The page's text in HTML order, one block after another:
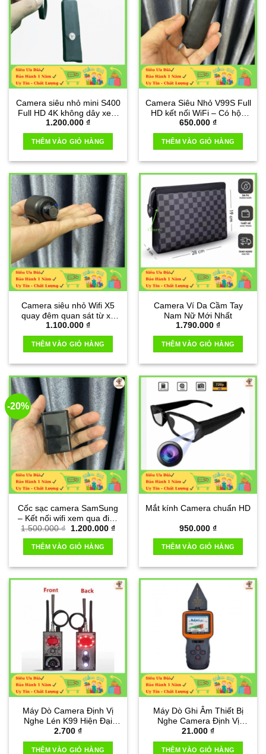
Camera siêu nhỏ mini S400
Full HD 4K không dây xem
qua điên thoại
1.200.000 ₫
THÊM VÀO GIỎ HÀNG
Camera Siêu Nhỏ V99S Full
HD kết nối WiFi – Có hộp
tản nhiệt
650.000 ₫
THÊM VÀO GIỎ HÀNG
Camera siêu nhỏ Wifi X5
quay đêm quan sát từ xa
qua điện thoại
1.100.000 ₫
THÊM VÀO GIỎ HÀNG
Camera Ví Da Cầm Tay
Nam Nữ Mới Nhất
1.790.000 ₫
THÊM VÀO GIỎ HÀNG
-20%
Cốc sạc camera SamSung
– Kết nối wifi xem qua điện
thoại
1.500.000₫
Giá
là:
1.500.000 ₫.
1.200.000 ₫Giá
THÊM VÀO GIỎ HÀNG
Mắt kính Camera chuẩn HD
950.000 ₫
THÊM VÀO GIỎ HÀNG
Máy Dò Camera Định Vị
Nghe Lén K99 Hiện Đại
Thông Minh 2025
2.700 ₫
THÊM VÀO GIỎ HÀNG
Máy Dò Ghi Âm Thiết Bị
Nghe Camera Định Vị
D5doscom
21.000 ₫
THÊM VÀO GIỎ HÀNG